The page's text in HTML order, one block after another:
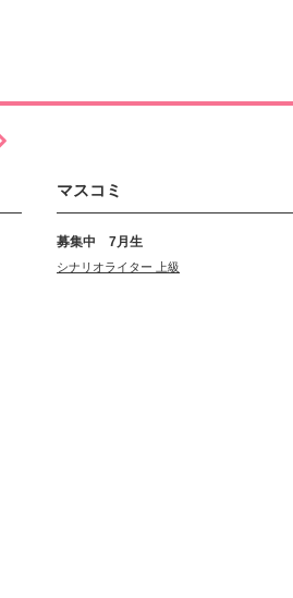
マスコミ
募集中 7月生
シナリオライター 上級